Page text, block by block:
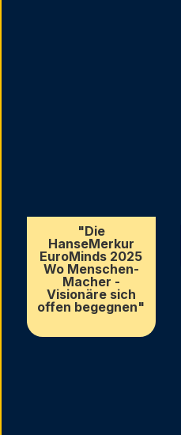
"Die
HanseMerkur
EuroMinds 2025
Wo Menschen-
Macher -
Visionäre sich
offen begegnen"